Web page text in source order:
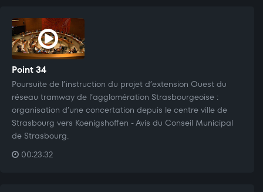
Point 34
Poursuite de l’instruction du projet d’extension Ouest du
réseau tramway de l’agglomération Strasbourgeoise :
organisation d’une concertation depuis le centre ville de
Strasbourg vers Koenigshoffen - Avis du Conseil Municipal
de Strasbourg.
00:23:32